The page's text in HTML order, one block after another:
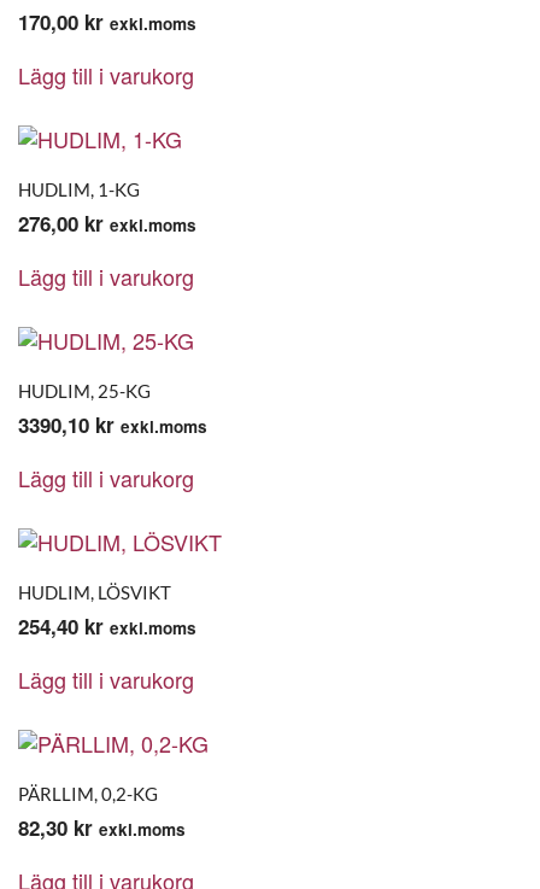
170,00 kr exkl.moms
Lägg till i varukorg
HUDLIM, 1-KG
276,00 kr exkl.moms
Lägg till i varukorg
HUDLIM, 25-KG
3390,10 kr exkl.moms
Lägg till i varukorg
HUDLIM, LÖSVIKT
254,40 kr exkl.moms
Lägg till i varukorg
PÄRLLIM, 0,2-KG
82,30 kr exkl.moms
Lägg till i varukorg